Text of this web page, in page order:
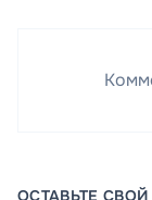
ОСТАВЬТЕ